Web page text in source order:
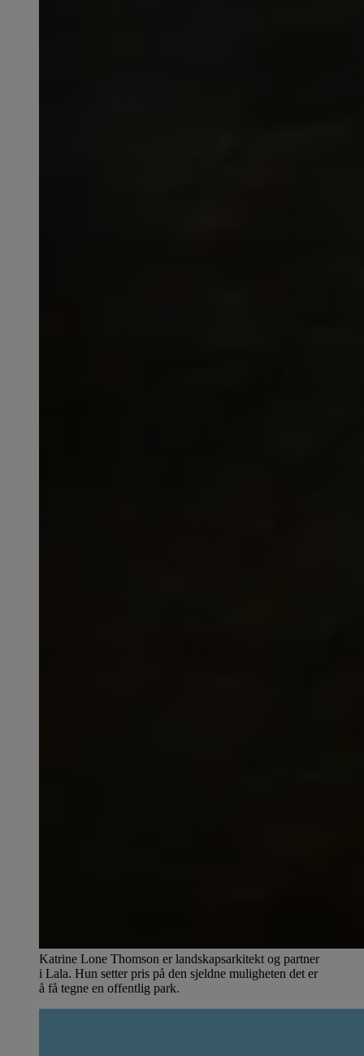
Katrine Lone Thomson er landskapsarkitekt og partner
i Lala. Hun setter pris på den sjeldne muligheten det er
å få tegne en offentlig park.